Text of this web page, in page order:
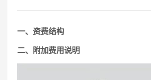
一、资费结构
二、附加费用说明